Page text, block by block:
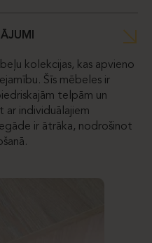
kolekcijas, kas apvieno
Šīs mēbeles ir
telpām un
ar individuālajiem
ir ātrāka, nodrošinot